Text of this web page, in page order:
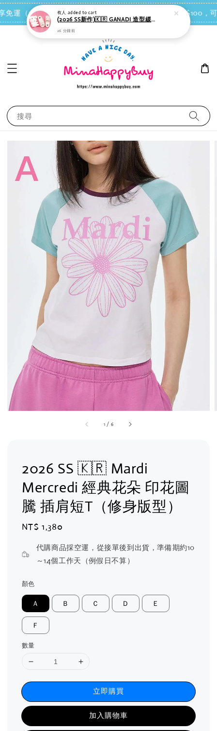
運（台灣離島地區除外） 會員每消費NT$100，可
搜尋
1 / 6
2026 SS 🇰🇷 Mardi
Mercredi 經典花朵 印花圖
騰 插肩短T（修身版型）
Regular
NT$ 1,380
代購商品採空運，從接單後到出貨，準備期約10
～14個工作天（例假日不算）
顏色
Ａ Ｂ Ｃ Ｄ Ｅ
Ｆ
數量
立即購買
加入購物車